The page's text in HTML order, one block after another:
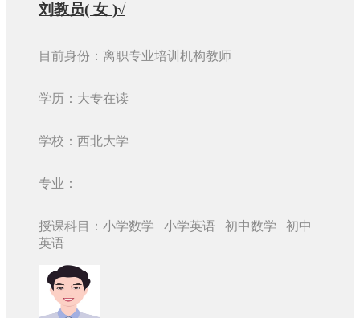
刘教员( 女 )√
目前身份：离职专业培训机构教师
学历：大专在读
学校：西北大学
专业：
授课科目：小学数学 小学英语 初中数学 初中
英语